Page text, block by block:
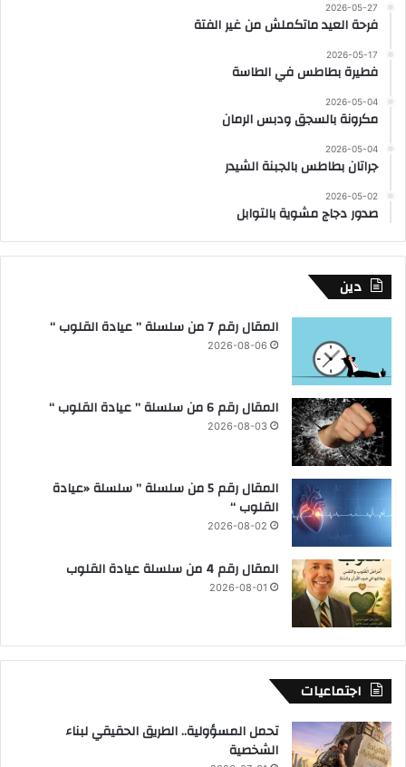
2026-05-27
فرحة العيد ماتكملش من غير الفتة
2026-05-17
فطيرة بطاطس في الطاسة
2026-05-04
مكرونة بالسجق ودبس الرمان
2026-05-04
جراتان بطاطس بالجبنة الشيدر
2026-05-02
صدور دجاج مشوية بالتوابل
دين
المقال رقم 7 من سلسلة ” عيادة القلوب “
2026-08-06
المقال رقم 6 من سلسلة ” عيادة القلوب “
2026-08-03
المقال رقم 5 من سلسلة ” سلسلة «عيادة
القلوب “
2026-08-02
المقال رقم 4 من سلسلة عيادة القلوب
2026-08-01
اجتماعيات
تحمل المسؤولية.. الطريق الحقيقي لبناء
الشخصية